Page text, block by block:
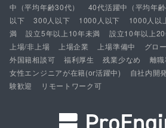
中（平均年齢30代）
40代活躍中（平均年齢
以下
300人以下 1000人以下 1000人以
満
設立5年以上10年未満 設立10年以上
上場/非上場
上場企業 上場準備中 グロ
外国籍相談可
福利厚生 残業少なめ 離
女性エンジニアが在籍(or活躍中)
自社内開
験歓迎
リモートワーク可